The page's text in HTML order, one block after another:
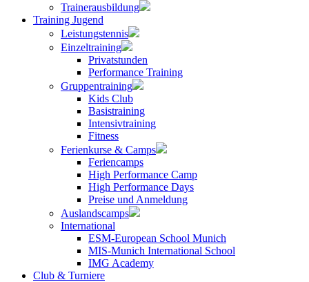
Trainerausbildung
Training Jugend
Leistungstennis
Einzeltraining
Privatstunden
Performance Training
Gruppentraining
Kids Club
Basistraining
Intensivtraining
Fitness
Ferienkurse & Camps
Feriencamps
High Performance Camp
High Performance Days
Preise und Anmeldung
Auslandscamps
International
ESM-European School Munich
MIS-Munich International School
IMG Academy
Club & Turniere